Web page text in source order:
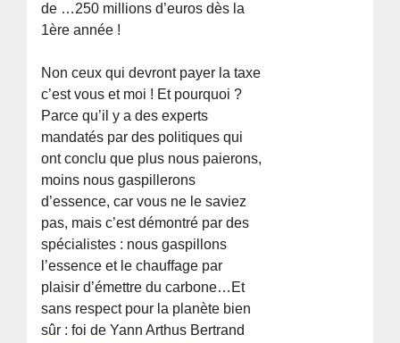
de …250 millions d’euros dès la
1ère année !
Non ceux qui devront payer la taxe
c’est vous et moi ! Et pourquoi ?
Parce qu’il y a des experts
mandatés par des politiques qui
ont conclu que plus nous paierons,
moins nous gaspillerons
d’essence, car vous ne le saviez
pas, mais c’est démontré par des
spécialistes : nous gaspillons
l’essence et le chauffage par
plaisir d’émettre du carbone…Et
sans respect pour la planète bien
sûr : foi de Yann Arthus Bertrand